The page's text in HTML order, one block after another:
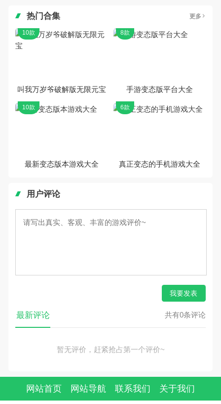
热门合集 更多
叫我万岁爷破解版无限元宝
10款
手游变态版平台大全
8款
最新变态版本游戏大全
10款
真正变态的手机游戏大全
6款
用户评论
我要发表
最新评论 共有0条评论
暂无评价，赶紧抢占第一个评价~
网站首页 网站导航 联系我们 关于我们